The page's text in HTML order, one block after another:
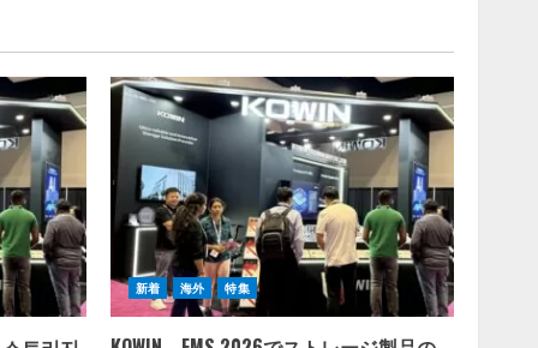
新着 海外 特集